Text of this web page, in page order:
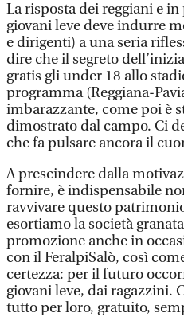
La risposta dei reggiani e
giovani leve deve indurre
e dirigenti) a una seria
dire che il segreto
gratis gli under 18 allo
programma (Reggiana-
imbarazzante, come poi è
dimostrato dal campo. Ci
che fa pulsare ancora il
A prescindere dalla
fornire, è indispensabile
ravvivare questo
esortiamo la società
promozione anche in
con il FeralpiSalò, così
certezza: per il futuro
giovani leve, dai ragazzini.
tutto per loro, gratuito,